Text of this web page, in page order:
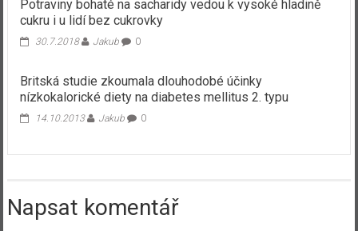
Potraviny bohaté na sacharidy vedou k vysoké hladině
cukru i u lidí bez cukrovky
30.7.2018 Jakub 0
Britská studie zkoumala dlouhodobé účinky
nízkokalorické diety na diabetes mellitus 2. typu
14.10.2013 Jakub 0
Napsat komentář